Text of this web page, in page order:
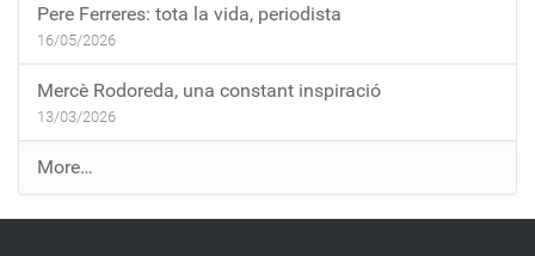
Pere Ferreres: tota la vida, periodista
16/05/2026
Mercè Rodoreda, una constant inspiració
13/03/2026
E
n
t
More…